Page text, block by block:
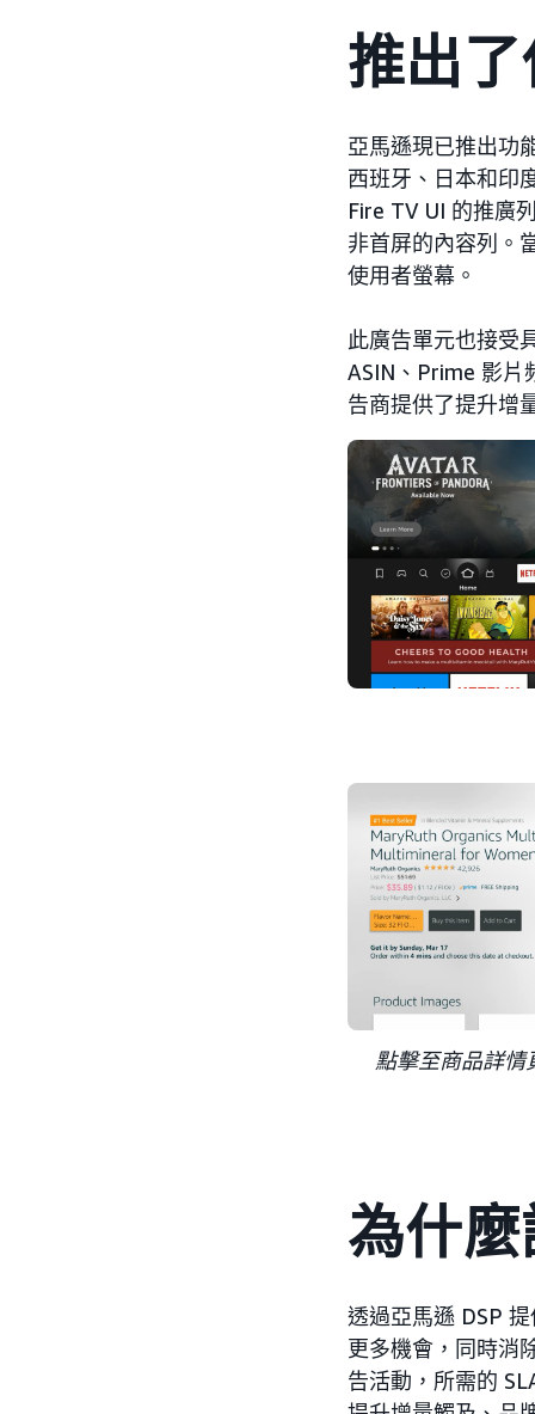
推出
亞馬遜現已推出功
西班牙、日本和印
Fire TV UI 的推廣
非首屏的內容列。
使用者螢幕。
此廣告單元也接受
ASIN、Prime 影片
告商提供了提升增
點擊至商品詳情
為什
透過亞馬遜 DSP
更多機會，同時消
告活動，所需的